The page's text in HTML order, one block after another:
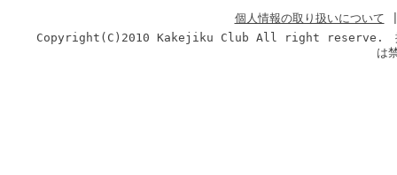
個人情報の取り扱いについて
Copyright(C)2010 Kakejiku Club All right reserve. 掛軸倶楽
は